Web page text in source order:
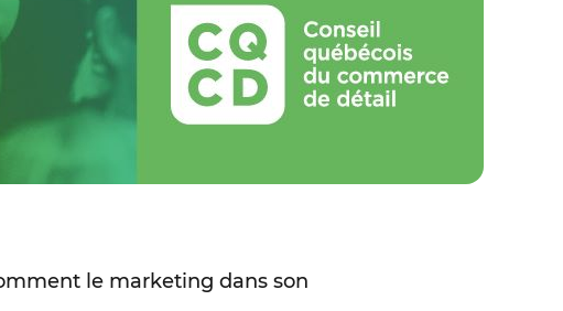
le marketing dans son